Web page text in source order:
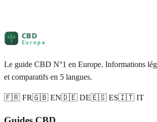
Le guide CBD N°1 en Europe. Informations
et comparatifs en 5 langues.
🇫🇷 FR🇬🇧 EN🇩🇪 DE🇪🇸 ES🇮🇹 IT